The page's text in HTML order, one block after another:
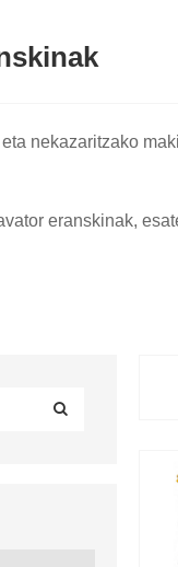
nekazaritzako
eranskinak,